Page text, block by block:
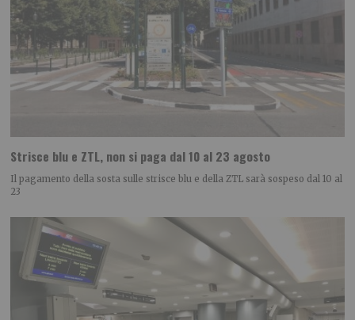
Strisce blu e ZTL, non si paga dal 10 al 23 agosto
Il pagamento della sosta sulle strisce blu e della ZTL sarà sospeso dal 10 al
23